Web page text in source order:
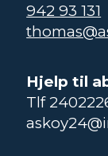
942 93 131
Hjelp til
Tlf